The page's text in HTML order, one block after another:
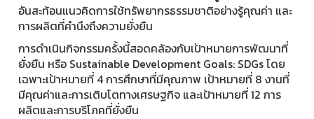
อันสะท้อนแนวคิดการใช้ทรัพยากรธรรมชาติอย่างรู้คุณค่า และ
การผลิตที่คำนึงถึงความยั่งยืน
การดำเนินกิจกรรมครั้งนี้สอดคล้องกับเป้าหมายการพัฒนาที่
ยั่งยืน หรือ Sustainable Development Goals: SDGs โดย
เฉพาะเป้าหมายที่ 4 การศึกษาที่มีคุณภาพ เป้าหมายที่ 8 งานที่
มีคุณค่าและการเติบโตทางเศรษฐกิจ และเป้าหมายที่ 12 การ
ผลิตและการบริโภคที่ยั่งยืน